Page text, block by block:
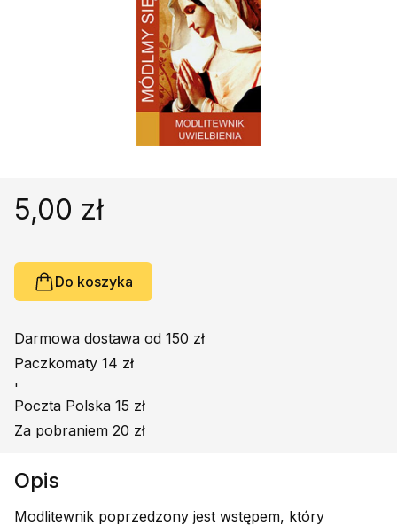
Książki obcojęzyczne
Poradniki, leksykony...
Podręczniki szkolne
Promocja
5,00 zł
Do koszyka
Darmowa dostawa od 150 zł
Paczkomaty 14 zł
'
Poczta Polska 15 zł
Za pobraniem 20 zł
Opis
Modlitewnik poprzedzony jest wstępem, który